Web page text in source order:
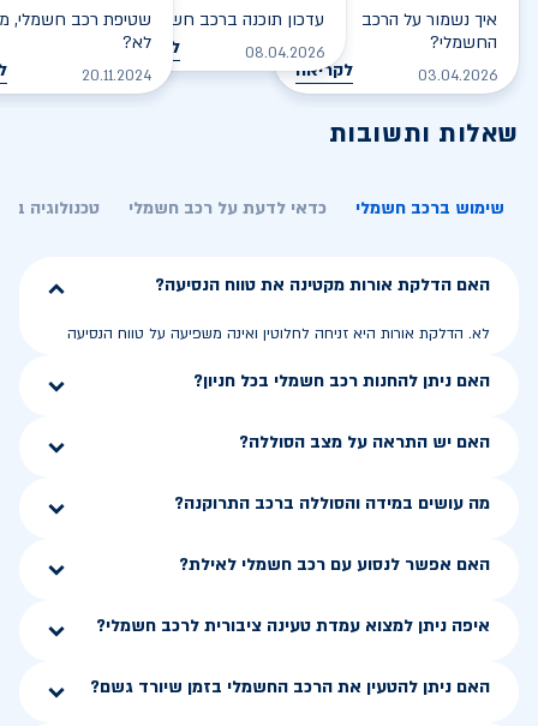
איך נשמור על הרכב
החשמלי?
03.04.2026 לקריאה
עדכון תוכנה ברכב חשמלי
08.04.2026 לקריאה
שטיפת רכב חשמלי,
לא?
20.11.2024
שאלות ותשובות
שימוש ברכב חשמלי כדאי לדעת על רכב חשמלי טכנולוגיה
האם הדלקת אורות מקטינה את טווח הנסיעה?
לא. הדלקת אורות היא זניחה לחלוטין ואינה משפיעה על טווח הנסיעה
האם ניתן להחנות רכב חשמלי בכל חניון?
האם יש התראה על מצב הסוללה?
מה עושים במידה והסוללה ברכב התרוקנה?
האם אפשר לנסוע עם רכב חשמלי לאילת?
איפה ניתן למצוא עמדת טעינה ציבורית לרכב חשמלי?
האם ניתן להטעין את הרכב החשמלי בזמן שיורד גשם?